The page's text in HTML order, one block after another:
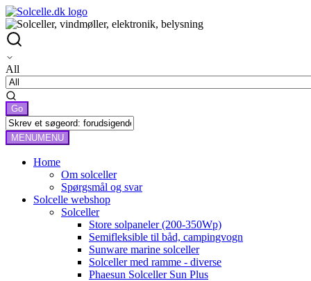
All
MENUMENU
Home
Om solceller
Spørgsmål og svar
Solcelle webshop
Solceller
Store solpaneler (200-350Wp)
Semifleksible til båd, campingvogn
Sunware marine solceller
Solceller med ramme - diverse
Phaesun Solceller Sun Plus